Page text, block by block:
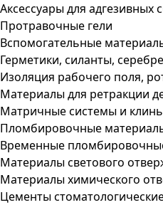
Аксессуары для адгезивных
Протравочные гели
Вспомогательные
Герметики, силанты,
Изоляция рабочего поля,
Материалы для ретракции
Матричные системы и
Пломбировочные
Временные
Материалы светового
Материалы химического
Цементы